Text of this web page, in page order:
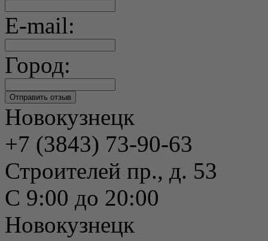
E-mail:
Город:
Новокузнецк
+7 (3843) 73-90-63
Строителей пр., д. 53
С 9:00 до 20:00
Новокузнецк